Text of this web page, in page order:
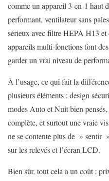
comme un appareil 3-en-1 haut
performant, ventilateur sans
sérieux avec filtre HEPA H13
appareils multi-fonctions font
garder un vrai niveau de
À l’usage, ce qui fait la
plusieurs éléments : design
modes Auto et Nuit bien
complète, et surtout une vraie
ne se contente plus de » sentir
sur les relevés et l’écran LCD.
Bien sûr, tout cela a un coût :